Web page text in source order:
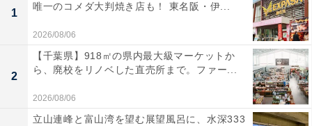
1
唯一のコメダ大判焼き店も！ 東名阪・伊...
2026/08/06
2
【千葉県】918㎡の県内最大級マーケットか
ら、廃校をリノベした直売所まで。ファー...
2026/08/06
立山連峰と富山湾を望む展望風呂に、水深333